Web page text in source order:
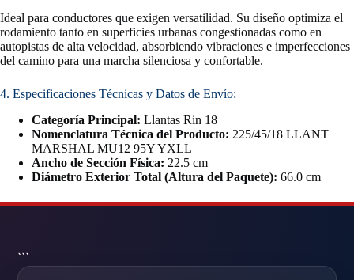
Ideal para conductores que exigen versatilidad. Su diseño optimiza el
rodamiento tanto en superficies urbanas congestionadas como en
autopistas de alta velocidad, absorbiendo vibraciones e imperfecciones
del camino para una marcha silenciosa y confortable.
4. Especificaciones Técnicas y Datos de Envío:
Categoría Principal: Llantas Rin 18
Nomenclatura Técnica del Producto: 225/45/18 LLANT
MARSHAL MU12 95Y YXLL
Ancho de Sección Física: 22.5 cm
Diámetro Exterior Total (Altura del Paquete): 66.0 cm
```